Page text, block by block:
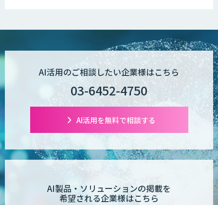
AI活用のご相談したい企業様はこちら
03-6452-4750
AI活用を無料で相談する
AI製品・ソリューションの掲載を
希望される企業様はこちら